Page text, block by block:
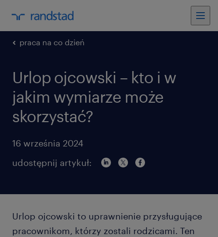
praca na co dzień
Urlop ojcowski – kto i w
jakim wymiarze może
skorzystać?
16 września 2024
udostępnij artykuł:
Urlop ojcowski to uprawnienie przysługujące
pracownikom, którzy zostali rodzicami. Ten